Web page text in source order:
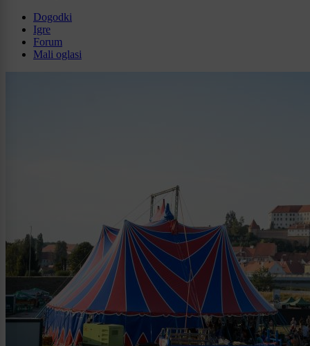
Dogodki
Igre
Forum
Mali oglasi